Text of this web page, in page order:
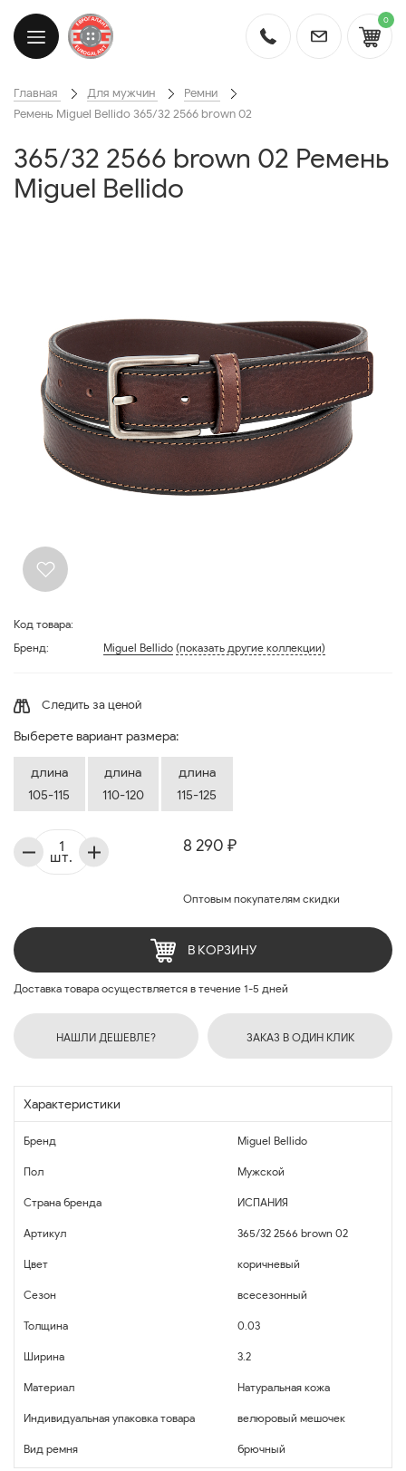
0
Главная Для мужчин
Ремни
Ремень Miguel Bellido 365/32 2566 brown 02
365/32 2566 brown 02 Ремень
Miguel Bellido
Код товара:
Бренд:
Miguel Bellido (показать другие коллекции)
Следить за ценой
Выберете вариант размера:
длина
105-115
длина
110-120
длина
115-125
8 290 ₽
Оптовым покупателям скидки
шт.
В КОРЗИНУ
Доставка товара осуществляется в течение 1-5 дней
НАШЛИ ДЕШЕВЛЕ? ЗАКАЗ В ОДИН КЛИК
Характеристики
Бренд Miguel Bellido
Пол Мужской
Страна бренда ИСПАНИЯ
Артикул 365/32 2566 brown 02
Цвет коричневый
Сезон всесезонный
Толщина 0.03
Ширина 3.2
Материал Натуральная кожа
Индивидуальная упаковка товара велюровый мешочек
Вид ремня брючный